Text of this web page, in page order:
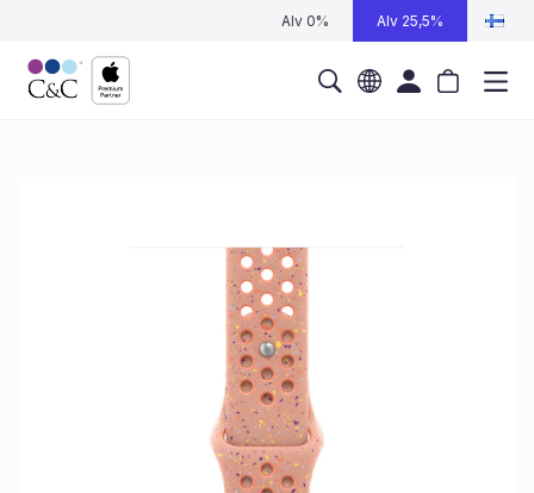
Alv 0% Alv 25,5%